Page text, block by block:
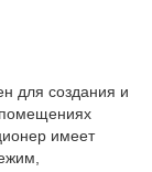
для создания и
имеет